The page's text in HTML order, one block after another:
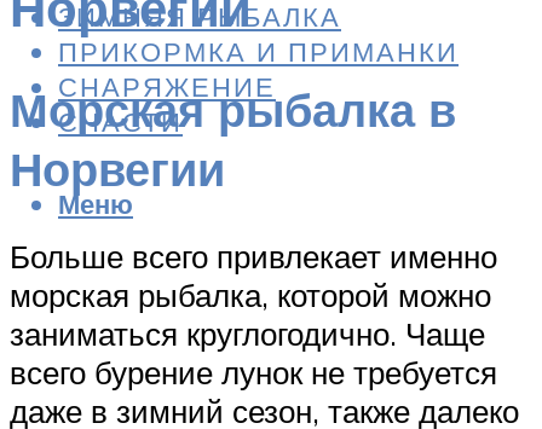
ЗИМНЯЯ РЫБАЛКА
ПРИКОРМКА И ПРИМАНКИ
СНАРЯЖЕНИЕ
СНАСТИ
Меню
Морская рыбалка в
Норвегии
Больше всего привлекает именно
морская рыбалка, которой можно
заниматься круглогодично. Чаще
всего бурение лунок не требуется
даже в зимний сезон, также далеко